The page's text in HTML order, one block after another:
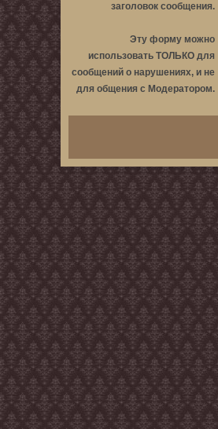
заголовок сообщения.
Эту форму можно
использовать ТОЛЬКО для
сообщений о нарушениях, и не
для общения с Модератором.